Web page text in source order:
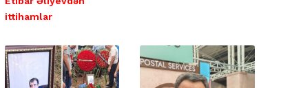
ittihamlar